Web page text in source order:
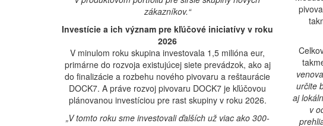
zákazníkov.“
Investície a ich význam pre kľúčové iniciatívy v roku
2026
V minulom roku skupina investovala 1,5 milióna eur,
primárne do rozvoja existujúcej siete prevádzok, ako aj
do finalizácie a rozbehu nového pivovaru a reštaurácie
DOCK7. A práve rozvoj pivovaru DOCK7 je kľúčovou
plánovanou investíciou pre rast skupiny v roku 2026.
„V tomto roku sme investovali ďalších už viac ako 300-
určite
aj
v